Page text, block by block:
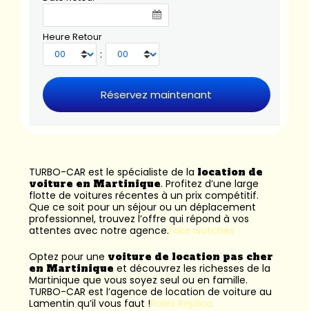
Heure Retour
:
TURBO-CAR est le spécialiste de la location de
voiture en Martinique. Profitez d’une large
flotte de voitures récentes à un prix compétitif.
Que ce soit pour un séjour ou un déplacement
professionnel, trouvez l’offre qui répond à vos
attentes avec notre agence.fake watches
Optez pour une voiture de location pas cher
en Martinique et découvrez les richesses de la
Martinique que vous soyez seul ou en famille.
TURBO-CAR est l’agence de location de voiture au
Lamentin qu’il vous faut !Rolex Replica